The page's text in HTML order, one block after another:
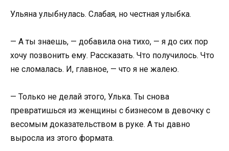
Ульяна улыбнулась. Слабая, но честная улыбка.
— А ты знаешь, — добавила она тихо, — я до сих пор
хочу позвонить ему. Рассказать. Что получилось. Что
не сломалась. И, главное, — что я не жалею.
— Только не делай этого, Улька. Ты снова
превратишься из женщины с бизнесом в девочку с
весомым доказательством в руке. А ты давно
выросла из этого формата.